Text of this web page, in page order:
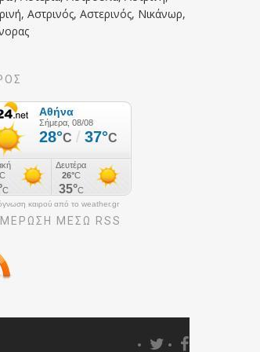
Αστρινός, Αστερινός, Νικάνωρ,
καιρού από το weather.gr
ΜΕΣΩ RSS